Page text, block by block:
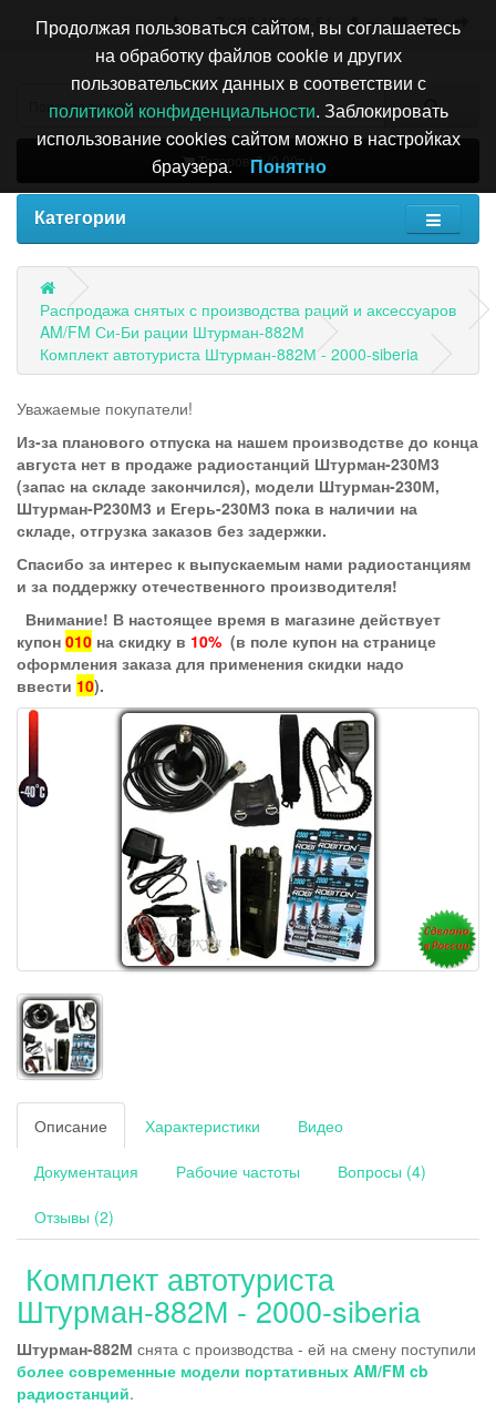
+7 495 196-63-51
Товаров: 0 (0.00р.)
Категории
Распродажа снятых с производства раций и аксессуаров
AM/FM Си-Би рации Штурман-882М
Комплект автотуриста Штурман-882М - 2000-siberia
Уважаемые покупатели!
Из-за планового отпуска на нашем производстве до конца
августа нет в продаже радиостанций Штурман-230М3
(запас на складе закончился), модели Штурман-230М,
Штурман-Р230М3 и Егерь-230М3 пока в наличии на
складе, отгрузка заказов без задержки.
Спасибо за интерес к выпускаемым нами радиостанциям
и за поддержку отечественного производителя!
Внимание! В настоящее время в магазине действует
купон 010 на скидку в 10% (в поле купон на странице
оформления заказа для применения скидки надо
ввести 10).
Описание Характеристики Видео
Документация Рабочие частоты Вопросы (4)
Отзывы (2)
Комплект автотуриста
Штурман-882М - 2000-siberia
Штурман-882М снята с производства - ей на смену поступили
более современные модели портативных AM/FM cb
радиостанций.
Продолжая пользоваться сайтом, вы соглашаетесь
на обработку файлов cookie и других
пользовательских данных в соответствии с
политикой конфиденциальности. Заблокировать
использование cookies сайтом можно в настройках
браузера.
Понятно